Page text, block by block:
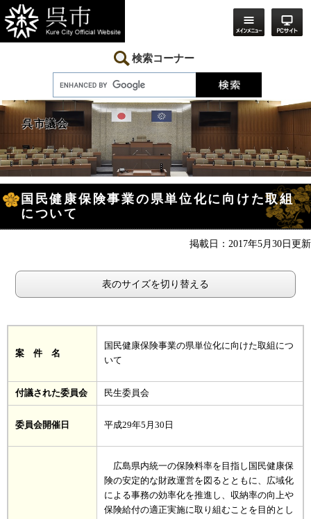
ー
ジ
の
ニ
ュ
ー
て
検索コーナー
呉市議会
文
国民健康保険事業の県単位化に向けた取組
について
掲載日：2017年5月30日更新
表のサイズを切り替える
案 件 名
国民健康保険事業の県単位化に向けた取組につ
いて
付議された委員会 民生委員会
委員会開催日 平成29年5月30日
広島県内統一の保険料率を目指し国民健康保
険の安定的な財政運営を図るとともに、広域化
による事務の効率化を推進し、収納率の向上や
保険給付の適正実施に取り組むことを目的とし